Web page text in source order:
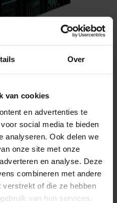
Over
van cookies
en advertenties te
social media te bieden
analyseren. Ook delen we
onze site met onze
en analyse. Deze
combineren met andere
verstrekt of die ze hebben
van hun services.
(< 18ºC)